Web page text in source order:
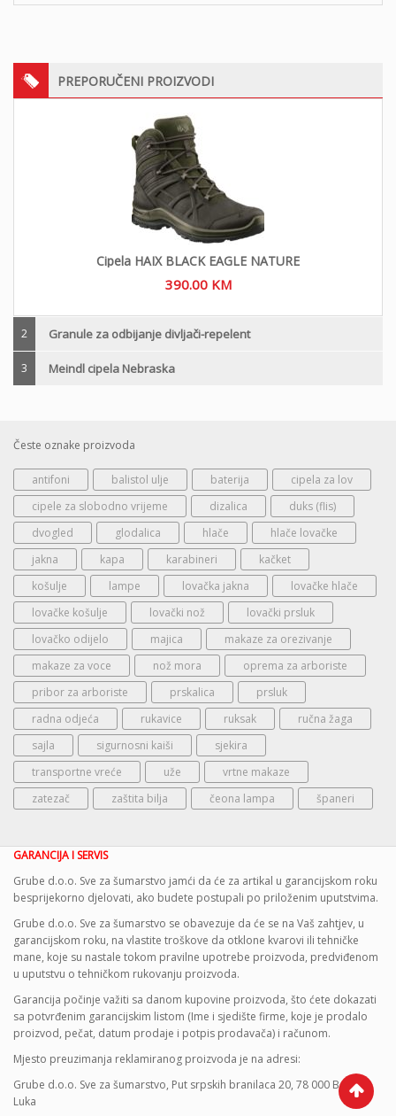
PREPORUČENI PROIZVODI
Cipela HAIX BLACK EAGLE NATURE
390.00 KM
2 Granule za odbijanje divljači-repelent
3 Meindl cipela Nebraska
Česte oznake proizvoda
antifoni balistol ulje baterija
cipela za lov
cipele za slobodno vrijeme
dizalica
duks (flis)
dvogled
glodalica hlače
hlače lovačke
jakna
kapa karabineri
kačket
košulje
lampe lovačka jakna
lovačke hlače
lovačke košulje
lovački nož
lovački prsluk
lovačko odijelo
majica
makaze za orezivanje
makaze za voce
nož mora
oprema za arboriste
pribor za arboriste
prskalica
prsluk
radna odjeća
rukavice ruksak
ručna žaga
sajla
sigurnosni kaiši
sjekira
transportne vreće
uže
vrtne makaze
zatezač
zaštita bilja čeona lampa španeri
GARANCIJA I SERVIS
Grube d.o.o. Sve za šumarstvo jamći da će za artikal u garancijskom roku
besprijekorno djelovati, ako budete postupali po priloženim uputstvima.
Grube d.o.o. Sve za šumarstvo se obavezuje da će se na Vaš zahtjev, u
garancijskom roku, na vlastite troškove da otklone kvarovi ili tehničke
mane, koje su nastale tokom pravilne upotrebe proizvoda, predviđenom
u uputstvu o tehničkom rukovanju proizvoda.
Garancija počinje važiti sa danom kupovine proizvoda, što ćete dokazati
sa potvrđenim garancijskim listom (Ime i sjedište firme, koje je prodalo
proizvod, pečat, datum prodaje i potpis prodavača) i računom.
Mjesto preuzimanja reklamiranog proizvoda je na adresi:
Grube d.o.o. Sve za šumarstvo, Put srpskih branilaca 20, 78 000 Banja
Luka